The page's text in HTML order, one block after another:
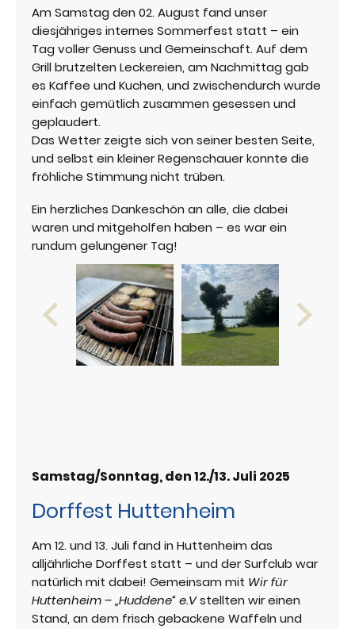
Am Samstag den 02. August fand unser
diesjähriges internes Sommerfest statt – ein
Tag voller Genuss und Gemeinschaft. Auf dem
Grill brutzelten Leckereien, am Nachmittag gab
es Kaffee und Kuchen, und zwischendurch wurde
einfach gemütlich zusammen gesessen und
geplaudert.
Das Wetter zeigte sich von seiner besten Seite,
und selbst ein kleiner Regenschauer konnte die
fröhliche Stimmung nicht trüben.
Ein herzliches Dankeschön an alle, die dabei
waren und mitgeholfen haben – es war ein
rundum gelungener Tag!
Samstag/Sonntag, den 12./13. Juli 2025
Dorffest Huttenheim
Am 12. und 13. Juli fand in Huttenheim das
alljährliche Dorffest statt – und der Surfclub war
natürlich mit dabei! Gemeinsam mit Wir für
Huttenheim – „Huddene“ e.Vstellten wir einen
Stand, an dem frisch gebackene Waffeln und